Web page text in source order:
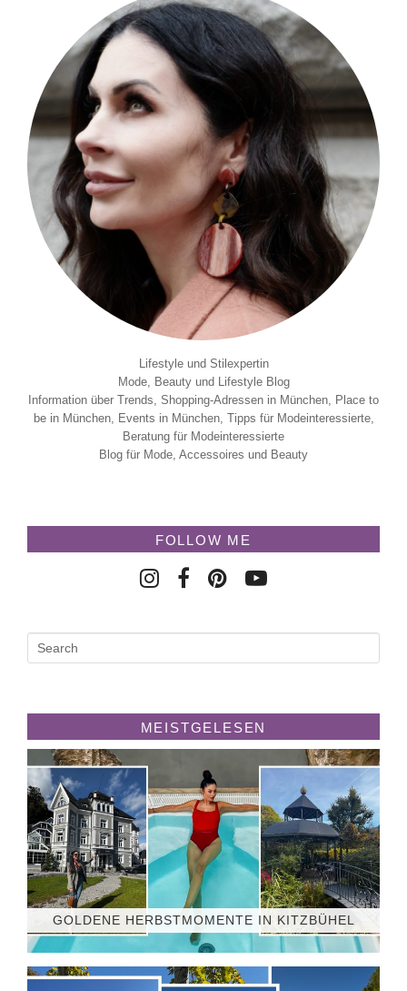
Lifestyle und Stilexpertin
Mode, Beauty und Lifestyle Blog
Information über Trends, Shopping-Adressen in München, Place to
be in München, Events in München, Tipps für Modeinteressierte,
Beratung für Modeinteressierte
Blog für Mode, Accessoires und Beauty
FOLLOW ME
MEISTGELESEN
GOLDENE HERBSTMOMENTE IN KITZBÜHEL